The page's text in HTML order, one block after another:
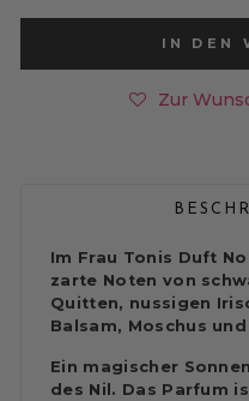
IN DEN
Zur
Im Frau Tonis Duft
zarte Noten von
Quitten, nussigen
Balsam, Moschus
Ein magischer
des Nil. Das Parfum